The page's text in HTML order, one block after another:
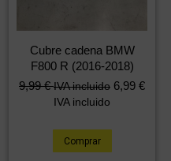
Cubre cadena BMW
F800 R (2016-2018)
9,99€ IVA incluido 6,99 €
IVA incluido
Comprar